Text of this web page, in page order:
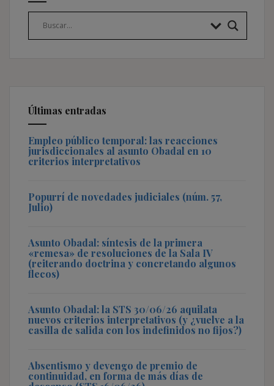
Últimas entradas
Empleo público temporal: las reacciones
jurisdiccionales al asunto Obadal en 10
criterios interpretativos
Popurrí de novedades judiciales (núm. 57,
Julio)
Asunto Obadal: síntesis de la primera
«remesa» de resoluciones de la Sala IV
(reiterando doctrina y concretando algunos
flecos)
Asunto Obadal: la STS 30/06/26 aquilata
nuevos criterios interpretativos (y ¿vuelve a la
casilla de salida con los indefinidos no fijos?)
Absentismo y devengo de premio de
continuidad, en forma de más días de